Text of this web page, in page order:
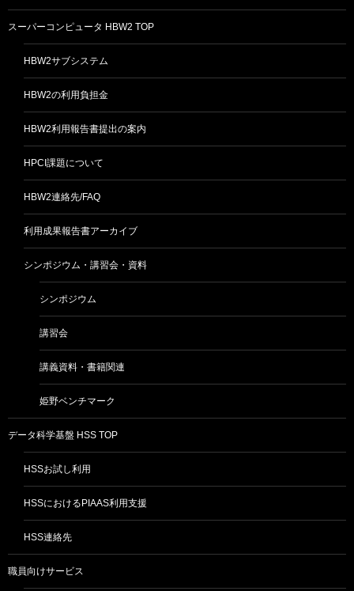
スーパーコンピュータ HBW2 TOP
HBW2サブシステム
HBW2の利用負担金
HBW2利用報告書提出の案内
HPCI課題について
HBW2連絡先/FAQ
利用成果報告書アーカイブ
シンポジウム・講習会・資料
シンポジウム
講習会
講義資料・書籍関連
姫野ベンチマーク
データ科学基盤 HSS TOP
HSSお試し利用
HSSにおけるPIAAS利用支援
HSS連絡先
職員向けサービス